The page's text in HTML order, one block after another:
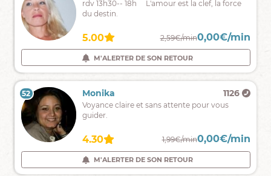
directe.
Réponses
rapides
vos
questions
précises
grâce
à
clairaudience
4.85 2,40€/min 0,00€/min
M'ALERTER DE SON RETOUR
rdv 13h30-- 18h L'amour est la clef, la force
du destin.
5.00 2,59€/min0,00€/min
M'ALERTER DE SON RETOUR
51 Rosarya
9985
Je
vous
juste
devant
votre
chemin
4.91 1,90€/min 0,00€/min
M'ALERTER DE SON RETOUR
52 Monika 1126
Voyance claire et sans attente pour vous
guider.
4.30 1,99€/min0,00€/min
M'ALERTER DE SON RETOUR